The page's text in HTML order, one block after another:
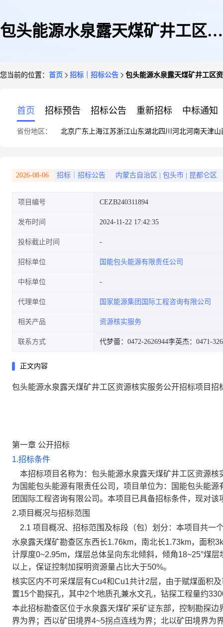
包头能源水泉露天煤矿井工区资
您当前的位置： 首页 招标｜招标公告 包头能源水泉露天煤矿井工区
首页 招标预告 招标公告 重新招标 中标通知
省份地区： 北京广东 上海江苏浙江山东湖北四川 河北河南天津山
2026-08-06 招标｜招标公告 内蒙古自治区 包头市 昆都仑区
项目编号 CEZB240311894
发布时间 2024-11-22 17:42:35
投标截止时间
招标单位 国能包头能源有限责任公司
中标单位
代理单位 国家能源集团国际工程咨询有限公司
相关产品 资源核实服务
联系方式 代梦蕾：0472-2626944李英杰：0471-
正文内容
包头能源水泉露天煤矿井工区资源核实服务公开招标项目招
第一章 公开招标
1.招标条件
本招标项目名称为：包头能源水泉露天煤矿井工区资源
为国能包头能源有限责任公司，项目单位为：国能包头能
团国际工程咨询有限公司。本项目已具备招标条件，现对
2.项目概况与招标范围
2.1 项目概况、招标范围及标段（包）划分： 本项目共一
水泉露天煤矿勘查区东西长1.76km，南北长1.73km，面积3
计厚度0~2.95m，煤层总体呈向东北倾斜，倾角18~25°煤层
以上 ，保证控制加探明资源量占比大于50%。
核实区内不可采煤层有Cu4和Cu1共计2层，由于赋煤面积
置15个勘探孔，其中2个地质孔兼水文孔，钻探工程量约
本此招标勘查区位于水泉露天煤矿采矿证东部，控制勘探边
界为界；西以矿田境界4~5拐点连线为界；北以矿田境界为